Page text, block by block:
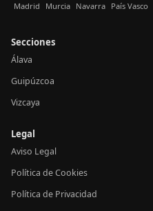
Madrid Murcia Navarra País Vasco
Secciones
Álava
Guipúzcoa
Vizcaya
Legal
Aviso Legal
Política de Cookies
Política de Privacidad